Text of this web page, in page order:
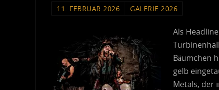
11. FEBRUAR 2026 GALERIE 2026
Als
Bäumchen
gelb
Metals, der